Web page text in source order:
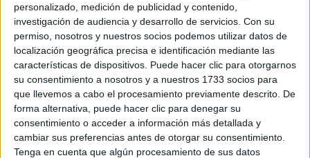
personalizado, medición de publicidad y contenido,
investigación de audiencia y desarrollo de servicios. Con su
permiso, nosotros y nuestros socios podemos utilizar datos de
localización geográfica precisa e identificación mediante las
características de dispositivos. Puede hacer clic para otorgarnos
su consentimiento a nosotros y a nuestros 1733 socios para
que llevemos a cabo el procesamiento previamente descrito. De
forma alternativa, puede hacer clic para denegar su
consentimiento o acceder a información más detallada y
cambiar sus preferencias antes de otorgar su consentimiento.
Tenga en cuenta que algún procesamiento de sus datos
Etiquetas: La universidad - un mundo